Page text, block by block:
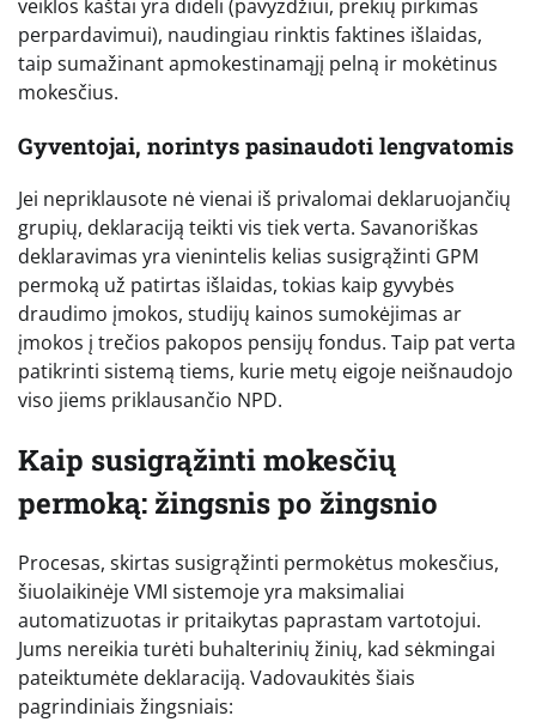
veiklos kaštai yra dideli (pavyzdžiui, prekių pirkimas
perpardavimui), naudingiau rinktis faktines išlaidas,
taip sumažinant apmokestinamąjį pelną ir mokėtinus
mokesčius.
Gyventojai, norintys pasinaudoti lengvatomis
Jei nepriklausote nė vienai iš privalomai deklaruojančių
grupių, deklaraciją teikti vis tiek verta. Savanoriškas
deklaravimas yra vienintelis kelias susigrąžinti GPM
permoką už patirtas išlaidas, tokias kaip gyvybės
draudimo įmokos, studijų kainos sumokėjimas ar
įmokos į trečios pakopos pensijų fondus. Taip pat verta
patikrinti sistemą tiems, kurie metų eigoje neišnaudojo
viso jiems priklausančio NPD.
Kaip susigrąžinti mokesčių
permoką: žingsnis po žingsnio
Procesas, skirtas susigrąžinti permokėtus mokesčius,
šiuolaikinėje VMI sistemoje yra maksimaliai
automatizuotas ir pritaikytas paprastam vartotojui.
Jums nereikia turėti buhalterinių žinių, kad sėkmingai
pateiktumėte deklaraciją. Vadovaukitės šiais
pagrindiniais žingsniais: